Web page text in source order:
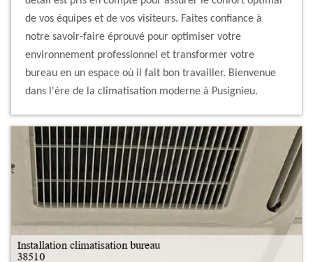
de vos équipes et de vos visiteurs. Faites confiance à
notre savoir-faire éprouvé pour optimiser votre
environnement professionnel et transformer votre
bureau en un espace où il fait bon travailler. Bienvenue
dans l'ère de la climatisation moderne à Pusignieu.